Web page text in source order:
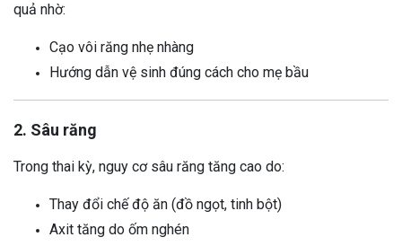
quả nhờ:
Cạo vôi răng nhẹ nhàng
Hướng dẫn vệ sinh đúng cách cho mẹ bầu
2. Sâu răng
Trong thai kỳ, nguy cơ sâu răng tăng cao do:
Thay đổi chế độ ăn (đồ ngọt, tinh bột)
Axit tăng do ốm nghén